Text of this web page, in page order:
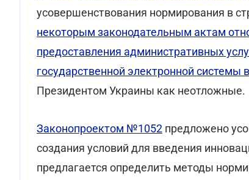
усовершенствования нормирования в
некоторым законодательным актам
предоставления административных
государственной электронной системы
Президентом Украины как неотложные.
Законопроектом №1052 предложено
создания условий для введения
предлагается определить методы